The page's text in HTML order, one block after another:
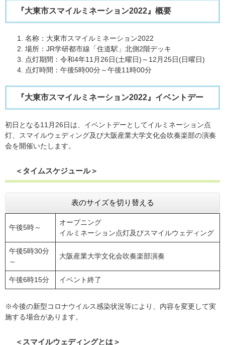
『大東市スマイルミネーション2022』概要
​名称：大東市スマイルミネーション2022
場所：JR学研都市線「住道駅」北側2階デッキ
点灯期間：令和4年11月26日(土曜日)～12月25日(日曜日)
点灯時間：午後5時00分～午後11時00分
『大東市スマイルミネーション2022』イベントデー
初日となる11月26日は、イベントデーとしてイルミネーション点
灯、スマイルウェディング及び大阪産業大学文化会吹奏楽部の演奏
会を開催いたします。
＜タイムスケジュール＞
表のサイズを切り替える
午後5時～
オープニング
イルミネーション点灯及びスマイルウェディング
午後5時30分
～
大阪産業大学文化会吹奏楽部演奏
午後6時15分 イベント終了
※今後の新型コロナウイルス感染状況等により、内容を変更して実
施する場合があります。
＜スマイルウェディングとは＞